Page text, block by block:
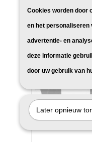
Cookies worden door
en het personaliseren
advertentie- en
deze informatie
door uw gebruik van
Later opnieuw